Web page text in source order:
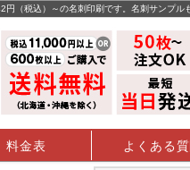
（税込）～の名刺印刷です。名刺サンプル
料金表 よくある